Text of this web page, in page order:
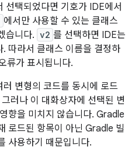
선택되었다면 기호가 IDE에서
에서만 사용할 수 있는 클래스
습니다. v2 를 선택하면 IDE는
따라서 클래스 이름을 결정하
류가 표시됩니다.
변형의 코드를 동시에 로드
러나 이 대화상자에 선택된 변
향을 미치지 않습니다. Gradle
로드된 항목이 아닌 Gradle 빌
사용하기 때문입니다.